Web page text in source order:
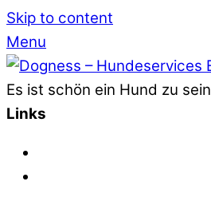
Skip to content
Menu
Es ist schön ein Hund zu sein
Links